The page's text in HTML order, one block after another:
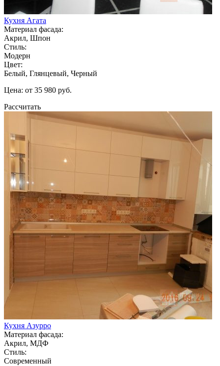
Кухня Агата
Материал фасада:
Акрил, Шпон
Стиль:
Модерн
Цвет:
Белый, Глянцевый, Черный
Цена: от 35 980 руб.
Рассчитать
Кухня Азурро
Материал фасада:
Акрил, МДФ
Стиль:
Современный